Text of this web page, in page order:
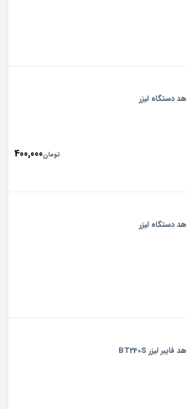
هد دستگاه لیزر
تومان400,000
هد دستگاه لیزر
هد فایبر لیزر BT240S